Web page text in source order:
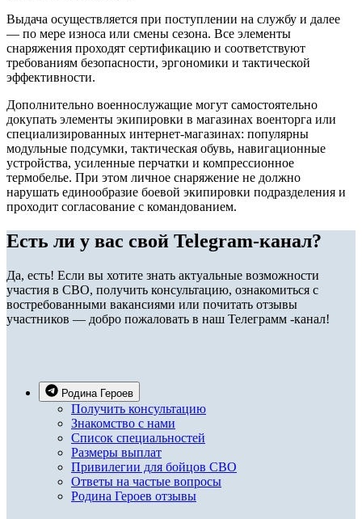
Выдача осуществляется при поступлении на службу и далее
— по мере износа или смены сезона. Все элементы
снаряжения проходят сертификацию и соответствуют
требованиям безопасности, эргономики и тактической
эффективности.
Дополнительно военнослужащие могут самостоятельно
докупать элементы экипировки в магазинах военторга или
специализированных интернет-магазинах: популярны
модульные подсумки, тактическая обувь, навигационные
устройства, усиленные перчатки и компрессионное
термобелье. При этом личное снаряжение не должно
нарушать единообразие боевой экипировки подразделения и
проходит согласование с командованием.
Есть ли у вас свой Telegram-канал?
Да, есть! Если вы хотите знать актуальные возможности
участия в СВО, получить консультацию, ознакомиться с
востребованными вакансиями или почитать отзывы
участников — добро пожаловать в наш Телеграмм -канал!
Родина Героев
Получить консультацию
Знакомство с нами
Список специальностей
Размеры выплат
Привилегии для бойцов СВО
Ответы на частые вопросы
Родина Героев отзывы